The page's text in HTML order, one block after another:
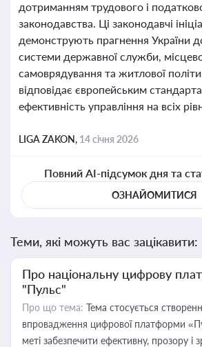
дотриманням трудового і
законодавства. Ці законодавчі
демонструють прагнення України
системи державної служби,
самоврядування та житлової
відповідає європейським
ефективність управління на всіх
LIGA ZAKON, 14 січня 2026
Повний AI-підсумок дня та
ОЗНАЙОМИТИСЯ
Теми, які можуть вас зацікавити:
Про національну цифрову
"Пульс"
Про що тема: Тема стосується
впровадження цифрової платформи
меті забезпечити ефективну, прозору і